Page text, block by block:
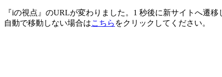
『iの視点』のURLが変わりました。1 秒後に新サイトへ遷移
自動で移動しない場合はこちら をクリックしてください。